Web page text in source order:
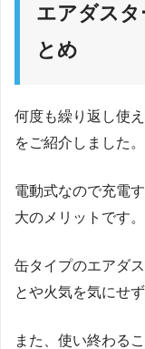
エアダスタ
とめ
何度も繰り返し使え
をご紹介しました。
電動式なので充電
大のメリットです。
缶タイプのエアダ
とや火気を気にせ
また、使い終わる